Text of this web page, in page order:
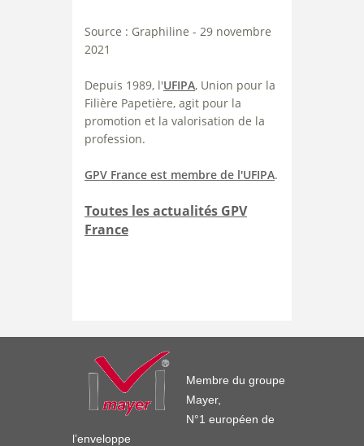
Source : Graphiline - 29 novembre
2021
Depuis 1989, l'UFIPA, Union pour la
Filière Papetière, agit pour la
promotion et la valorisation de la
profession.
GPV France est membre de l'UFIPA.
Toutes les actualités GPV
France
Membre du groupe
Mayer,
N°1 européen de
l’enveloppe